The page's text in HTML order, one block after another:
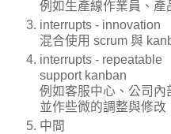
例如生產線作業員、產
interrupts - innovation
混合使用 scrum 與
interrupts - repeatable
support kanban
例如客服中心、公司內
並作些微的調整與修改
中間